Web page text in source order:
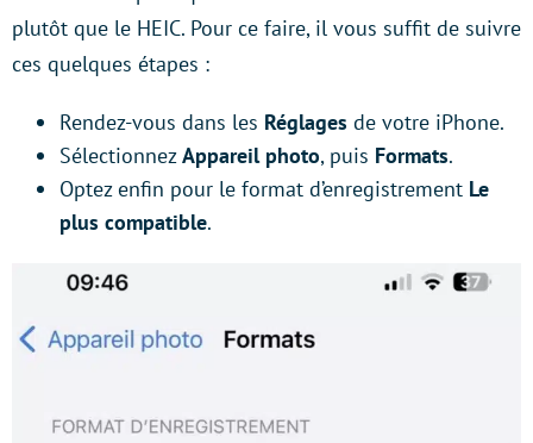
plutôt que le HEIC. Pour ce faire, il vous suffit de suivre
ces quelques étapes :
Rendez-vous dans les Réglages de votre iPhone.
SélectionnezAppareil photo, puis Formats.
Optez enfin pour le format d’enregistrement Le
plus compatible.